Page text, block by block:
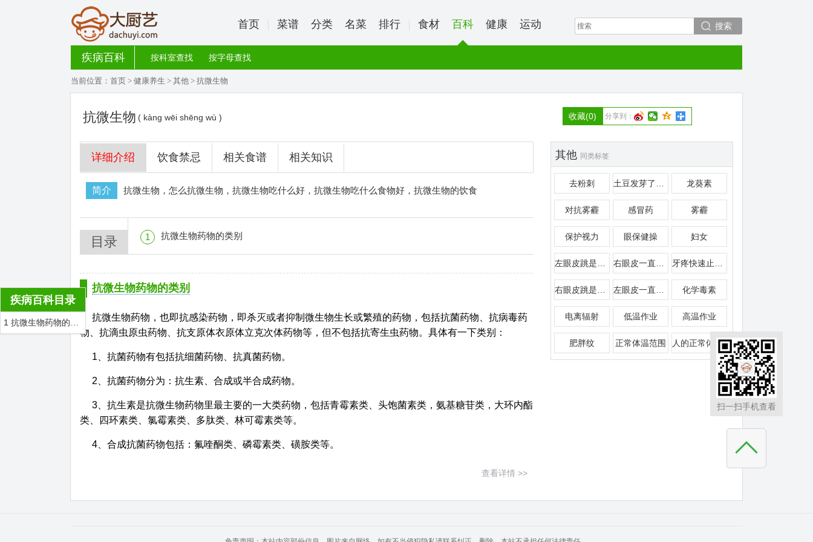
搜索
首页 菜谱 分类 名菜 排行 食材 百科 健康 运动
疾病百科 按科室查找 按字母查找
当前位置： 首页 > 健康养生 > 其他 > 抗微生物
抗微生物 ( kàng wēi shēng wù ) 分享到：
收藏(0)
详细介绍 饮食禁忌 相关食谱 相关知识
简介 抗微生物，怎么抗微生物，抗微生物吃什么好，抗微生物吃什么食物好，抗微生物的饮食
目录 1 抗微生物药物的类别
抗微生物药物的类别
抗微生物药物，也即抗感染药物，即杀灭或者抑制微生物生长或繁殖的药物，包括抗菌药物、抗病毒药
物、抗滴虫原虫药物、抗支原体衣原体立克次体药物等，但不包括抗寄生虫药物。具体有一下类别：
1、抗菌药物有包括抗细菌药物、抗真菌药物。
2、抗菌药物分为：抗生素、合成或半合成药物。
3、抗生素是抗微生物药物里最主要的一大类药物，包括青霉素类、头饱菌素类，氨基糖苷类，大环内酯
类、四环素类、氯霉素类、多肽类、林可霉素类等。
4、合成抗菌药物包括：氟喹酮类、磷霉素类、磺胺类等。
查看详情 >>
疾病百科目录
其他 同类标签
去粉刺 龙葵素
对抗雾霾 感冒药 雾霾
保护视力 眼保健操 妇女
化学毒素
电离辐射 低温作业 高温作业
肥胖纹 正常体温范围 人的正常体温是多少
扫一扫手机查看